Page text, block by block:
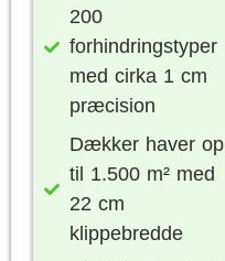
200
forhindringstyper
med cirka 1 cm
præcision
Dækker haver op
til 1.500 m² med
22 cm
klippebredde